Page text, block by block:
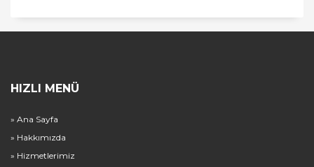
HIZLI MENÜ
» Ana Sayfa
» Hakkımızda
» Hizmetlerimiz